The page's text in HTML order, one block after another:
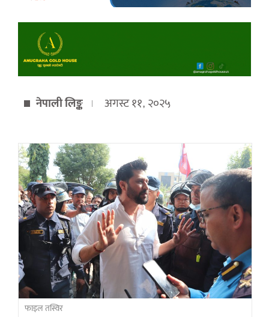
नेपाली लिङ्क अगस्ट ११, २०२५
फाइल तस्विर